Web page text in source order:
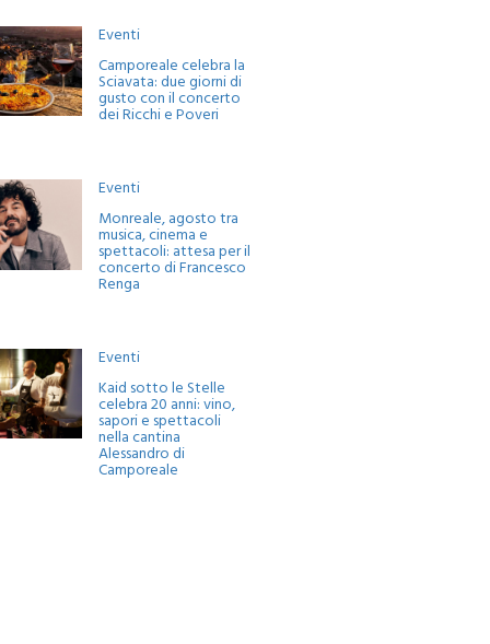
Eventi
Camporeale celebra la
Sciavata: due giorni di
gusto con il concerto
dei Ricchi e Poveri
Eventi
Monreale, agosto tra
musica, cinema e
spettacoli: attesa per il
concerto di Francesco
Renga
Eventi
Kaid sotto le Stelle
celebra 20 anni: vino,
sapori e spettacoli
nella cantina
Alessandro di
Camporeale